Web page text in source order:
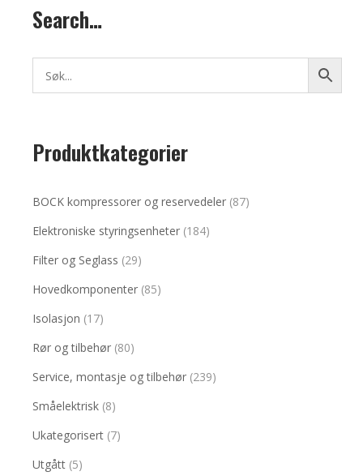
Search…
Produktkategorier
BOCK kompressorer og reservedeler (87)
Elektroniske styringsenheter (184)
Filter og Seglass (29)
Hovedkomponenter (85)
Isolasjon (17)
Rør og tilbehør (80)
Service, montasje og tilbehør (239)
Småelektrisk (8)
Ukategorisert (7)
Utgått (5)